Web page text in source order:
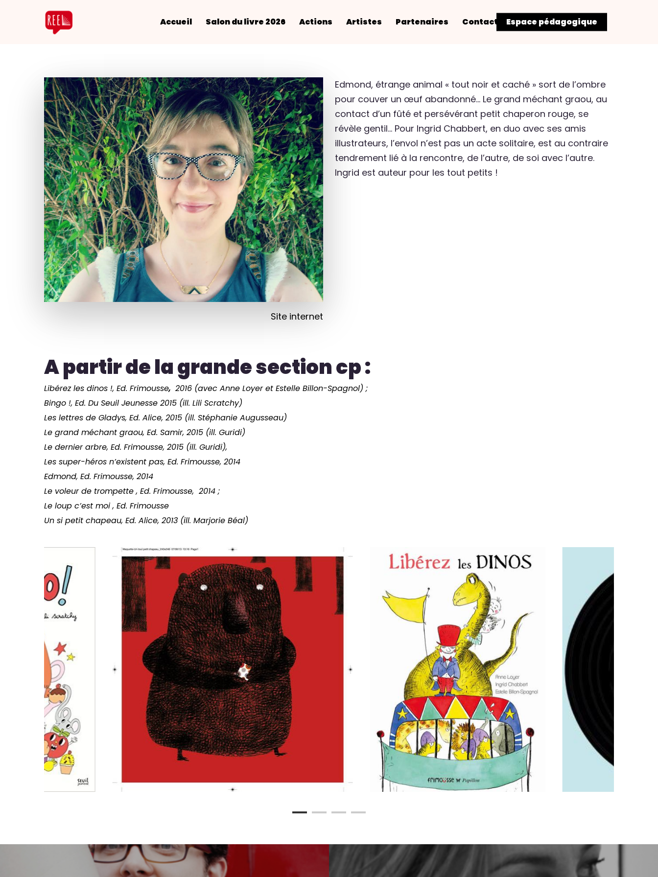
Accueil Salon du livre 2026 Actions Artistes Partenaires Contact Espace pédagogique
Site internet
Edmond, étrange animal « tout noir et caché » sort de l’ombre
pour couver un œuf abandonné… Le grand méchant graou, au
contact d’un fûté et persévérant petit chaperon rouge, se
révèle gentil… Pour Ingrid Chabbert, en duo avec ses amis
illustrateurs, l’envol n’est pas un acte solitaire, est au contraire
tendrement lié à la rencontre, de l’autre, de soi avec l’autre.
Ingrid est auteur pour les tout petits !
A partir de la grande section cp :
Libérez les dinos !, Ed. Frimousse, 2016 (avec Anne Loyer et Estelle Billon-Spagnol) ;
Bingo !, Ed. Du Seuil Jeunesse 2015 (ill. Lili Scratchy)
Les lettres de Gladys, Ed. Alice, 2015 (ill. Stéphanie Augusseau)
Le grand méchant graou, Ed. Samir, 2015 (ill. Guridi)
Le dernier arbre, Ed. Frimousse, 2015 (ill. Guridi),
Les super-héros n’existent pas, Ed. Frimousse, 2014
Edmond, Ed. Frimousse, 2014
Le voleur de trompette , Ed. Frimousse, 2014 ;
Le loup c’est moi , Ed. Frimousse
Un si petit chapeau, Ed. Alice, 2013 (ill. Marjorie Béal)